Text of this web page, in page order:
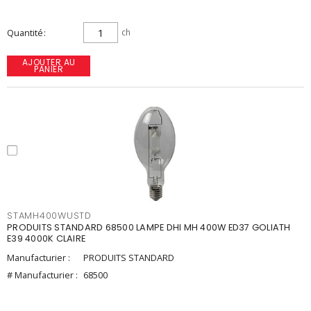
Quantité ch
AJOUTER AU
PANIER
STAMH400WUSTD
PRODUITS STANDARD 68500 LAMPE DHI MH 400W ED37 GOLIATH
E39 4000K CLAIRE
Manufacturier :
PRODUITS STANDARD
# Manufacturier : 68500